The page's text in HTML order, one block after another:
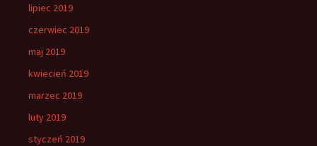
lipiec 2019
czerwiec 2019
maj 2019
kwiecień 2019
marzec 2019
luty 2019
styczeń 2019